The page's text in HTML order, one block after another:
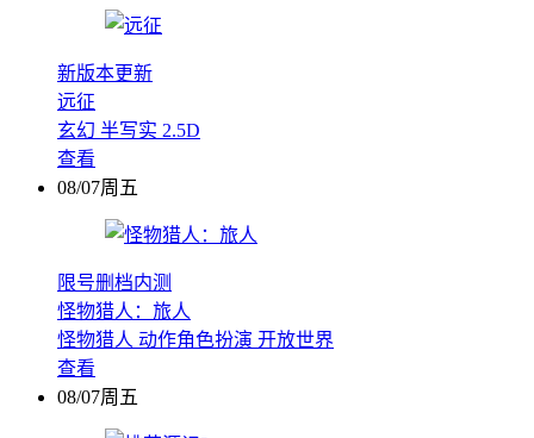
新版本更新
远征
玄幻 半写实 2.5D
查看
08/07周五
限号删档内测
怪物猎人：旅人
怪物猎人 动作角色扮演 开放世界
查看
08/07周五